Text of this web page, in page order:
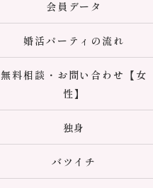
会員データ
婚活パーティの流れ
無料相談・お問い合わせ【女
性】
独身
バツイチ